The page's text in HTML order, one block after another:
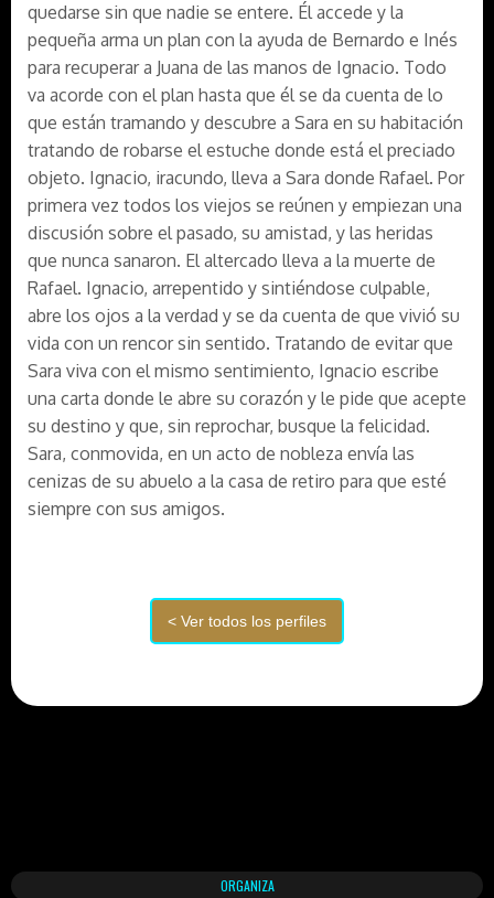
quedarse sin que nadie se entere. Él accede y la
pequeña arma un plan con la ayuda de Bernardo e Inés
para recuperar a Juana de las manos de Ignacio. Todo
va acorde con el plan hasta que él se da cuenta de lo
que están tramando y descubre a Sara en su habitación
tratando de robarse el estuche donde está el preciado
objeto. Ignacio, iracundo, lleva a Sara donde Rafael. Por
primera vez todos los viejos se reúnen y empiezan una
discusión sobre el pasado, su amistad, y las heridas
que nunca sanaron. El altercado lleva a la muerte de
Rafael. Ignacio, arrepentido y sintiéndose culpable,
abre los ojos a la verdad y se da cuenta de que vivió su
vida con un rencor sin sentido. Tratando de evitar que
Sara viva con el mismo sentimiento, Ignacio escribe
una carta donde le abre su corazón y le pide que acepte
su destino y que, sin reprochar, busque la felicidad.
Sara, conmovida, en un acto de nobleza envía las
cenizas de su abuelo a la casa de retiro para que esté
siempre con sus amigos.
ORGANIZA